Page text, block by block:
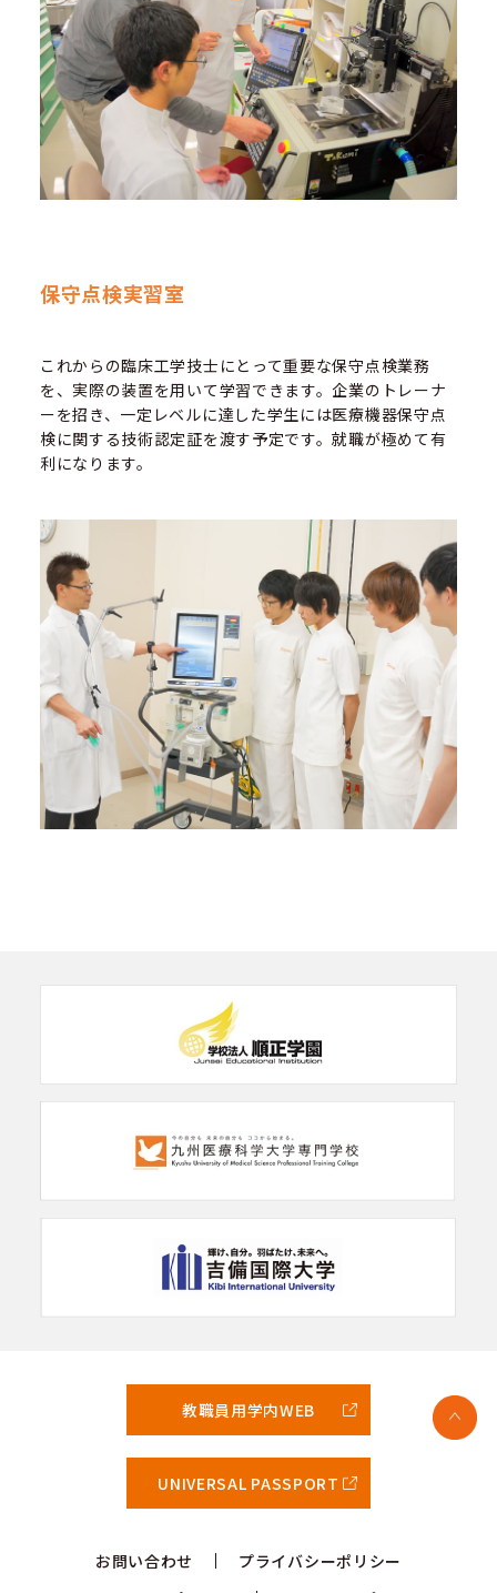
保守点検実習室
これからの臨床工学技士にとって重要な保守点検業務
を、実際の装置を用いて学習できます。企業のトレーナ
ーを招き、一定レベルに達した学生には医療機器保守点
検に関する技術認定証を渡す予定です。就職が極めて有
利になります。
教職員用学内WEB
UNIVERSAL PASSPORT
お問い合わせ
プライバシーポリシー